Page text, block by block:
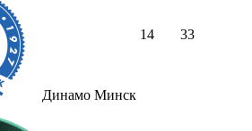
Динамо Минск
14 33